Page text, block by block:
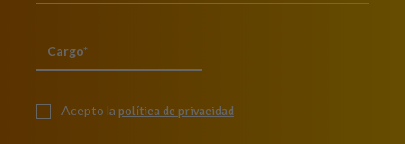
Acepto la política de privacidad